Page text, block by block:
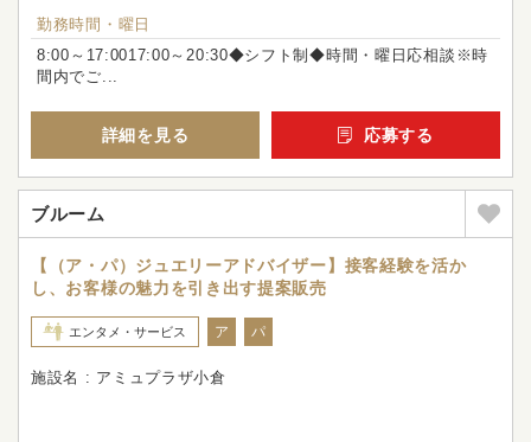
勤務時間・曜日
8:00～17:0017:00～20:30◆シフト制◆時間・曜日応相談※時
間内でご...
詳細を見る 応募する
ブルーム
【（ア・パ）ジュエリーアドバイザー】接客経験を活か
し、お客様の魅力を引き出す提案販売
エンタメ・サービス ア パ
施設名 : アミュプラザ小倉